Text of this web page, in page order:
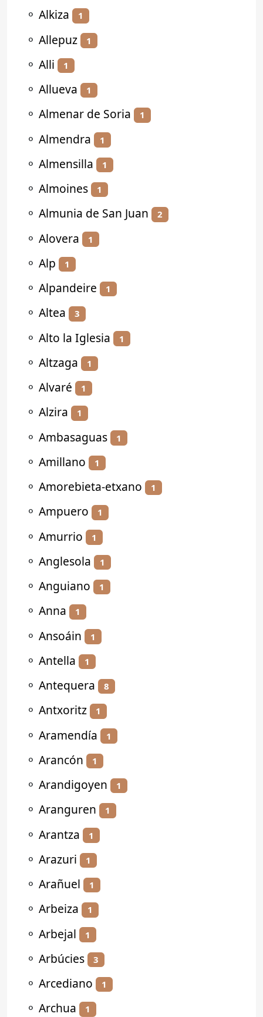
⚬ Alkiza 1
⚬ Allepuz 1
⚬ Alli 1
⚬ Allueva 1
⚬ Almenar de Soria 1
⚬ Almendra 1
⚬ Almensilla 1
⚬ Almoines 1
⚬ Almunia de San Juan 2
⚬ Alovera 1
⚬ Alp 1
⚬ Alpandeire 1
⚬ Altea 3
⚬ Alto la Iglesia 1
⚬ Altzaga 1
⚬ Alvaré 1
⚬ Alzira 1
⚬ Ambasaguas 1
⚬ Amillano 1
⚬ Amorebieta-etxano 1
⚬ Ampuero 1
⚬ Amurrio 1
⚬ Anglesola 1
⚬ Anguiano 1
⚬ Anna 1
⚬ Ansoáin 1
⚬ Antella 1
⚬ Antequera 8
⚬ Antxoritz 1
⚬ Aramendía 1
⚬ Arancón 1
⚬ Arandigoyen 1
⚬ Aranguren 1
⚬ Arantza 1
⚬ Arazuri 1
⚬ Arañuel 1
⚬ Arbeiza 1
⚬ Arbejal 1
⚬ Arbúcies 3
⚬ Arcediano 1
⚬ Archua 1